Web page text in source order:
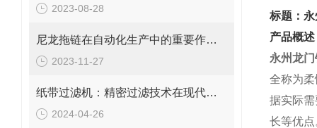
2023-08-28
尼龙拖链在自动化生产中的重要作用与优势解析
2023-11-27
纸带过滤机：精密过滤技术在现代工业中的应用与价值
2024-04-26
标题：
产品概述
永州龙
全称为
据实际
长等优